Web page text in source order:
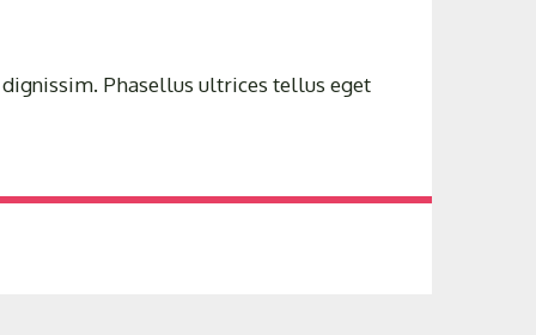
Phasellus ultrices tellus eget